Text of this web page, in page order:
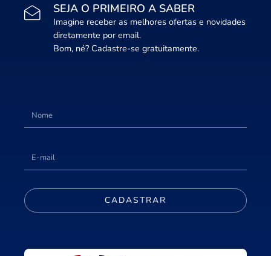
SEJA O PRIMEIRO A SABER
Imagine receber as melhores ofertas e novidades
diretamente por email.
Bom, né? Cadastre-se gratuitamente.
CADASTRAR